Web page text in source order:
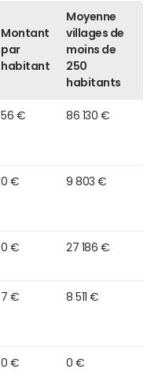
Montant
par
habitant
Moyenne
villages de
moins de
250
habitants
56 € 86 130 €
0 € 9 803 €
0 € 27 186 €
7 € 8 511 €
0 € 0 €